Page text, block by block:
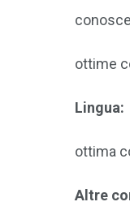
ottime
Lingua:
ottima
Altre